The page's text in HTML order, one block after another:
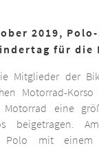
2019,
für die
Mitglieder der
Motorrad-
eine
beigetragen.
Polo mit einem